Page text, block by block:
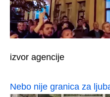
izvor agencije
Nebo nije granica za